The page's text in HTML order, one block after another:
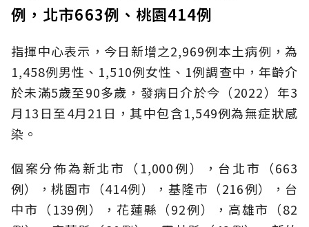
例，北市663例、桃園414例
指揮中心表示，今日新增之2,969例本土病例，為
1,458例男性、1,510例女性、1例調查中，年齡介
於未滿5歲至90多歲，發病日介於今（2022）年3
月13日至4月21日，其中包含1,549例為無症狀感
染。
個案分佈為新北市（1,000例），台北市（663
例），桃園市（414例），基隆市（216例），台
中市（139例），花蓮縣（92例），高雄市（82